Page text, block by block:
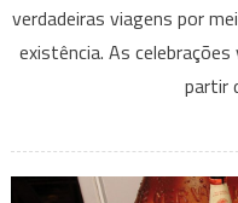
verdadeiras viagens por
existência. As
partir